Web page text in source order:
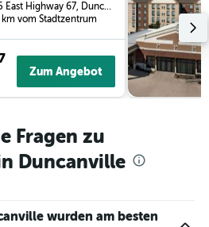
835 East Highway 67, Duncanville, TX, USA
km vom Stadtzentrum
Zum Angebot
Fragen zu
Duncanville
wurden am besten